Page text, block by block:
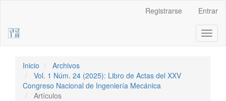
Barra
Registrarse Entrar
Inicio
Archivos
Vol. 1 Núm. 24 (2025): Libro de Actas del XXV
Congreso Nacional de Ingeniería Mecánica
Artículos